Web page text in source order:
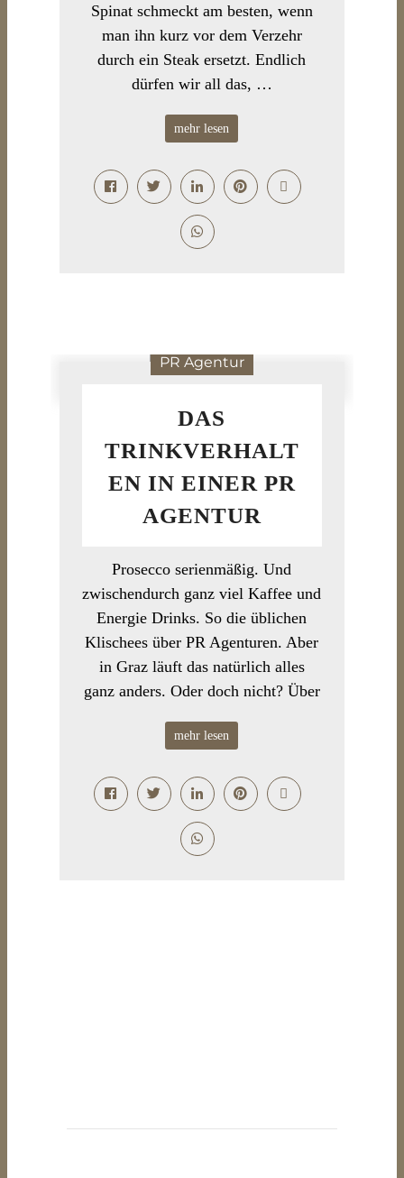
Spinat schmeckt am besten, wenn
man ihn kurz vor dem Verzehr
durch ein Steak ersetzt. Endlich
dürfen wir all das, …
mehr lesen
PR Agentur
DAS
TRINKVERHALT
EN IN EINER PR
AGENTUR
Prosecco serienmäßig. Und
zwischendurch ganz viel Kaffee und
Energie Drinks. So die üblichen
Klischees über PR Agenturen. Aber
in Graz läuft das natürlich alles
ganz anders. Oder doch nicht? Über
mehr lesen